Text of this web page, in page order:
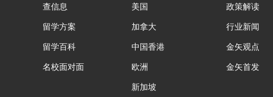
查信息
留学方案
留学百科
名校面对面
美国
加拿大
中国香港
欧洲
新加坡
政策解读
行业新闻
金矢观点
金矢首发